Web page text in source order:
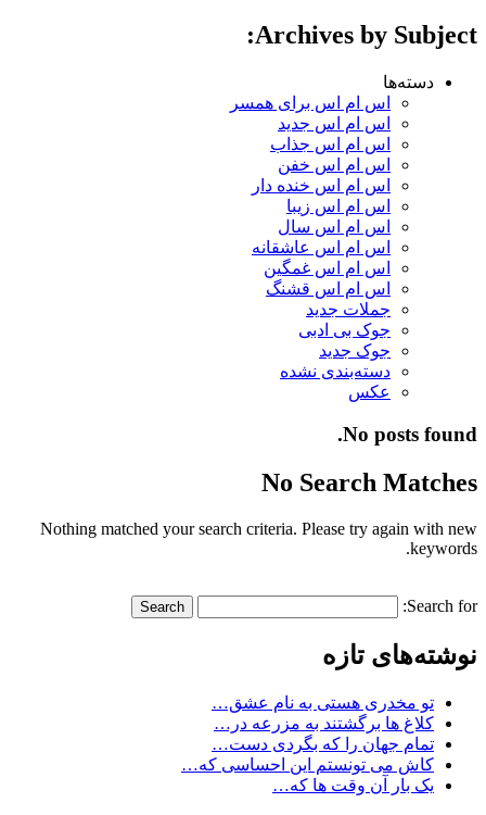
Archives by Subject:
دسته‌ها
اس ام اس برای همسر
اس ام اس جدید
اس ام اس جذاب
اس ام اس خفن
اس ام اس خنده دار
اس ام اس زیبا
اس ام اس سال
اس ام اس عاشقانه
اس ام اس غمگین
اس ام اس قشنگ
جملات جدید
جوک بی ادبی
جوک جدید
دسته‌بندی نشده
عکس
No posts found.
No Search Matches
Nothing matched your search criteria. Please try again with new
keywords.
Search for:
نوشته‌های تازه
تو مخدری هستی به نام عشق…
کلاغ ها برگشتند به مزرعه در…
تمام جهان را که بگردی دست…
کاش می تونستم این احساسی که…
یک بار آن وقت ها که…